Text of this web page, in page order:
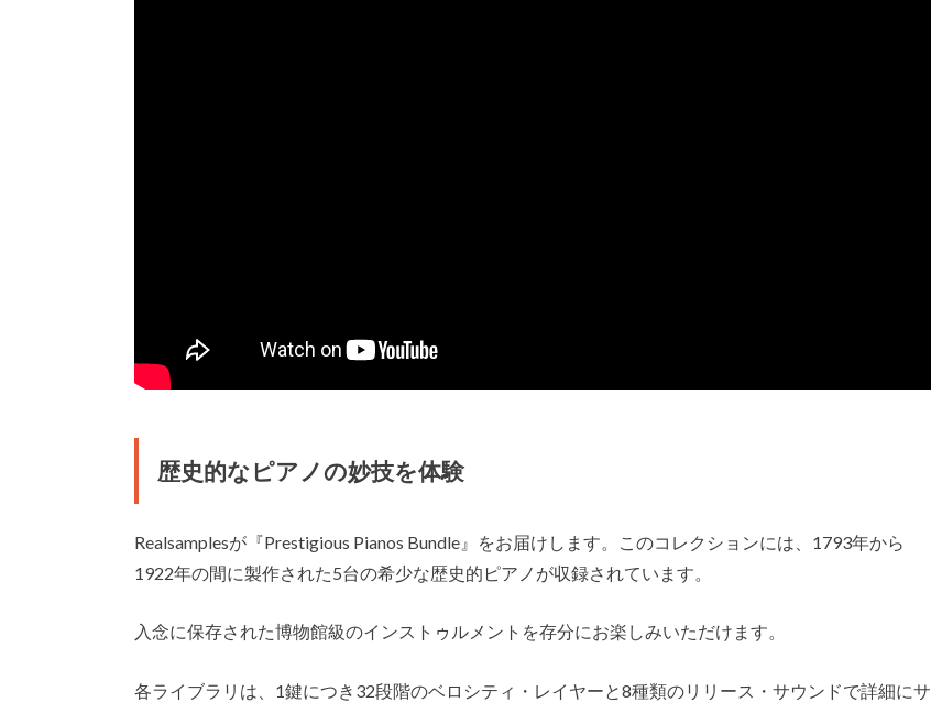
歴史的なピアノの妙技を体験
​Realsamplesが『Prestigious Pianos Bundle』をお届けします。このコレクションには、1793年から
1922年の間に製作された5台の希少な歴史的ピアノが収録されています。
入念に保存された博物館級のインストゥルメントを存分にお楽しみいただけます。
各ライブラリは、1鍵につき32段階のベロシティ・レイヤーと8種類のリリース・サウンドで詳細にサ